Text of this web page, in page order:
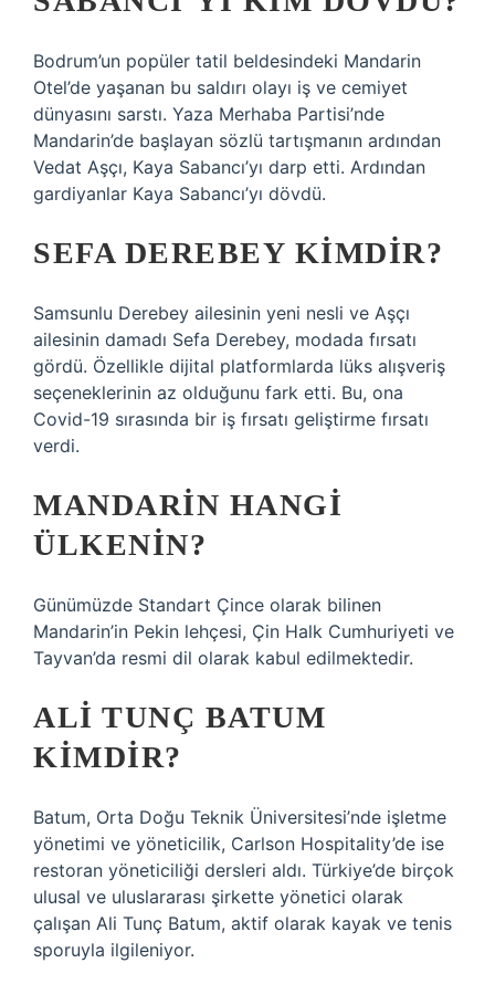
Bodrum’un popüler tatil beldesindeki Mandarin
Otel’de yaşanan bu saldırı olayı iş ve cemiyet
dünyasını sarstı. Yaza Merhaba Partisi’nde
Mandarin’de başlayan sözlü tartışmanın ardından
Vedat Aşçı, Kaya Sabancı’yı darp etti. Ardından
gardiyanlar Kaya Sabancı’yı dövdü.
SEFA DEREBEY KIMDIR?
Samsunlu Derebey ailesinin yeni nesli ve Aşçı
ailesinin damadı Sefa Derebey, modada fırsatı
gördü. Özellikle dijital platformlarda lüks alışveriş
seçeneklerinin az olduğunu fark etti. Bu, ona
Covid-19 sırasında bir iş fırsatı geliştirme fırsatı
verdi.
MANDARIN HANGI
ÜLKENIN?
Günümüzde Standart Çince olarak bilinen
Mandarin’in Pekin lehçesi, Çin Halk Cumhuriyeti ve
Tayvan’da resmi dil olarak kabul edilmektedir.
ALI TUNÇ BATUM
KIMDIR?
Batum, Orta Doğu Teknik Üniversitesi’nde işletme
yönetimi ve yöneticilik, Carlson Hospitality’de ise
restoran yöneticiliği dersleri aldı. Türkiye’de birçok
ulusal ve uluslararası şirkette yönetici olarak
çalışan Ali Tunç Batum, aktif olarak kayak ve tenis
sporuyla ilgileniyor.